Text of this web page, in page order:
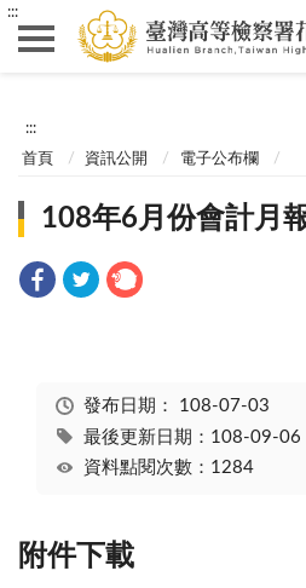
:::
:::
首頁 資訊公開 電子公布欄
108年6月份會計月
發布日期： 108-07-03
最後更新日期：108-09-06
資料點閱次數：1284
附件下載